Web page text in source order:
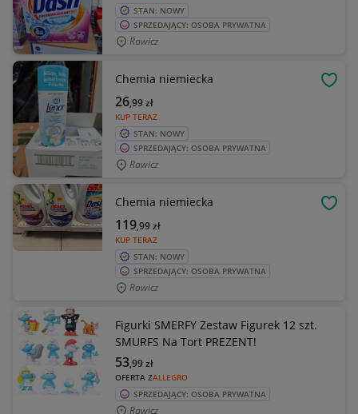
STAN: NOWY
SPRZEDAJĄCY: OSOBA PRYWATNA
Rawicz
Chemia niemiecka
KUP TERAZ
26,99zł
STAN: NOWY
SPRZEDAJĄCY: OSOBA PRYWATNA
Rawicz
Chemia niemiecka
KUP TERAZ
119,99zł
STAN: NOWY
SPRZEDAJĄCY: OSOBA PRYWATNA
Rawicz
Figurki SMERFY Zestaw Figurek 12 szt.
SMURFS Na Tort PREZENT!
OFERTA ZALLEGRO
53,99zł
SPRZEDAJĄCY: OSOBA PRYWATNA
Rawicz